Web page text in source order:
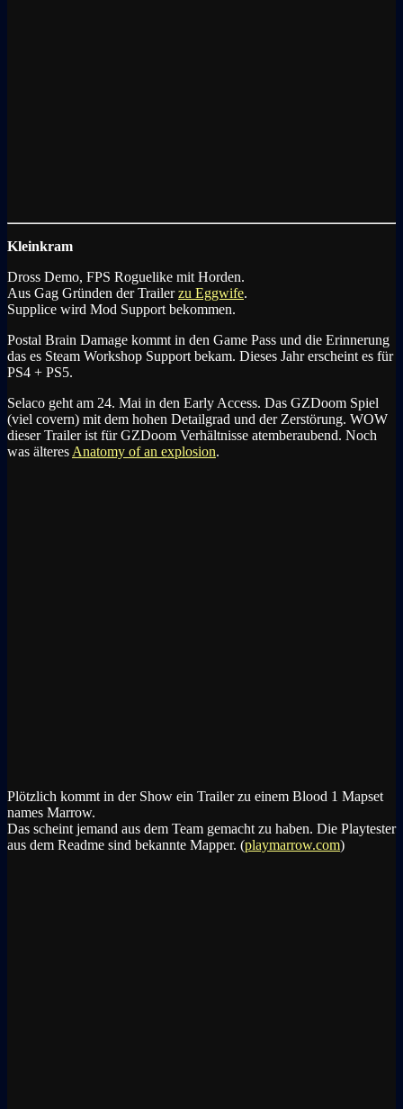
Kleinkram
Dross Demo, FPS Roguelike mit Horden.
Aus Gag Gründen der Trailerzu Eggwife.
Supplice wird Mod Support bekommen.
Postal Brain Damage kommt in den Game Pass und die Erinnerung
das es Steam Workshop Support bekam. Dieses Jahr erscheint es für
PS4 + PS5.
Selaco geht am 24. Mai in den Early Access. Das GZDoom Spiel
(viel covern) mit dem hohen Detailgrad und der Zerstörung. WOW
dieser Trailer ist für GZDoom Verhältnisse atemberaubend. Noch
was älteres Anatomy of an explosion.
Plötzlich kommt in der Show ein Trailer zu einem Blood 1 Mapset
names Marrow.
Das scheint jemand aus dem Team gemacht zu haben. Die Playtester
aus dem Readme sind bekannte Mapper. (playmarrow.com)